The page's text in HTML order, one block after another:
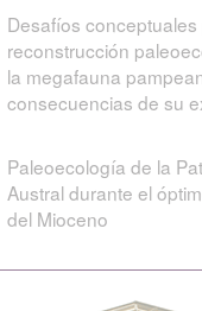
Desafíos conceptuales
reconstrucción
la megafauna
consecuencias de su
Paleoecología de la
Austral durante el
del Mioceno